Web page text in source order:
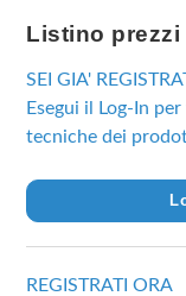
Listino prezzi
SEI GIA'
Esegui il Log-In
tecniche dei
REGISTRATI ORA